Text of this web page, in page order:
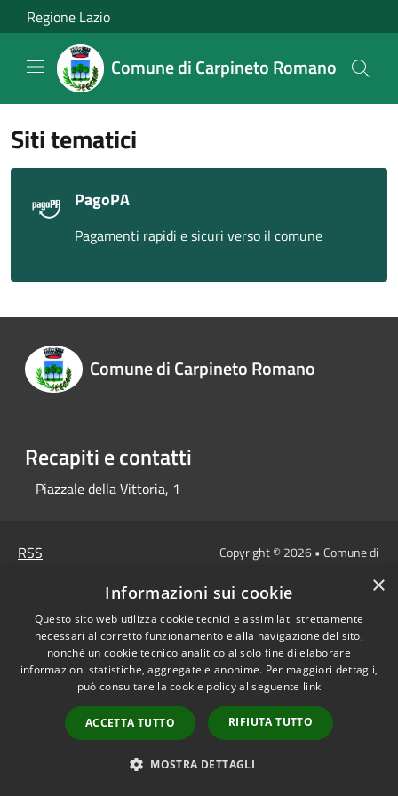
Salta al contenuto principale
Regione Lazio
Comune di Carpineto Romano
Siti tematici
PagoPA
Pagamenti rapidi e sicuri verso il comune
Comune di Carpineto Romano
Recapiti e contatti
Piazzale della Vittoria, 1
RSS
Cookie
Mappa del sito
Copyright © 2026 • Comune di
by Municipium
redazione
×
Informazioni sui cookie
Questo sito web utilizza cookie tecnici e assimilati strettamente
necessari al corretto funzionamento e alla navigazione del sito,
nonché un cookie tecnico analitico al solo fine di elaborare
informazioni statistiche, aggregate e anonime. Per maggiori dettagli,
può consultare la cookie policy al seguente link
ACCETTA TUTTO RIFIUTA TUTTO
MOSTRA DETTAGLI